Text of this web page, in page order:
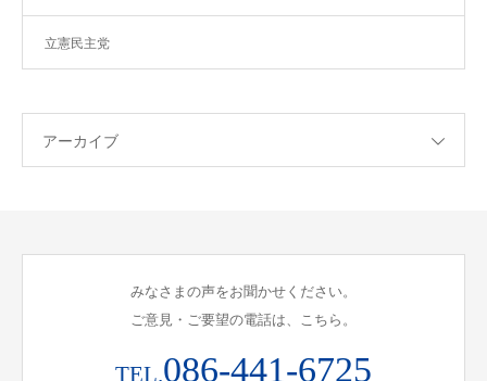
立憲民主党
アーカイブ
みなさまの声をお聞かせください。
ご意見・ご要望の電話は、こちら。
TEL.086-441-6725